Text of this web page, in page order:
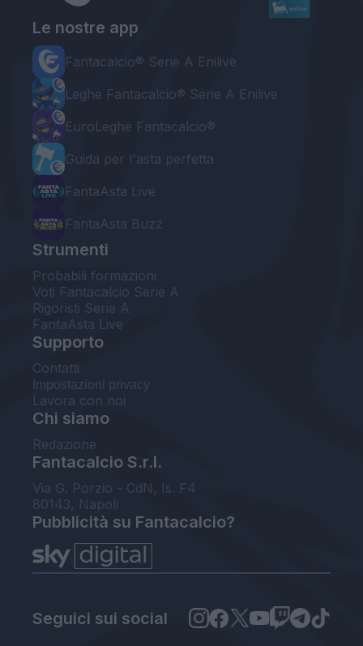
Le nostre app
Fantacalcio® Serie A Enilive
Leghe Fantacalcio® Serie A Enilive
EuroLeghe Fantacalcio®
Guida per l'asta perfetta
FantaAsta Live
FantaAsta Buzz
Strumenti
Probabili formazioni
Voti Fantacalcio Serie A
Rigoristi Serie A
FantaAsta Live
Supporto
Contatti
Impostazioni privacy
Lavora con noi
Chi siamo
Redazione
Fantacalcio S.r.l.
Via G. Porzio - CdN, Is. F4
80143, Napoli
Pubblicità su Fantacalcio?
Seguici sui social